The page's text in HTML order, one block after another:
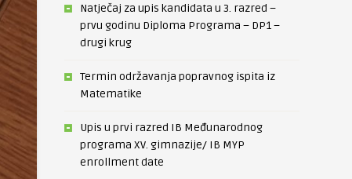
Natječaj za upis kandidata u 3. razred –
prvu godinu Diploma Programa – DP1 –
drugi krug
Termin održavanja popravnog ispita iz
Matematike
Upis u prvi razred IB Međunarodnog
programa XV. gimnazije/ IB MYP
enrollment date